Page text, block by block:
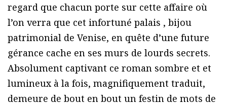
regard que chacun porte sur cette affaire où
l’on verra que cet infortuné palais , bijou
patrimonial de Venise, en quête d’une future
gérance cache en ses murs de lourds secrets.
Absolument captivant ce roman sombre et et
lumineux à la fois, magnifiquement traduit,
demeure de bout en bout un festin de mots de